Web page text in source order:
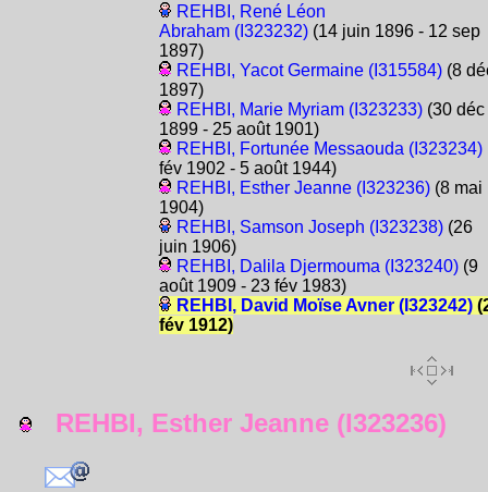
REHBI, René Léon
Abraham (I323232)(14 juin 1896 - 12 sep
1897)
REHBI, Yacot Germaine (I315584)(8
1897)
REHBI, Marie Myriam (I323233)(30 déc
1899 - 25 août 1901)
REHBI, Fortunée Messaouda (I323234)
fév 1902 - 5 août 1944)
REHBI, Esther Jeanne (I323236)(8 mai
1904)
REHBI, Samson Joseph (I323238)(26
juin 1906)
REHBI, Dalila Djermouma (I323240)(9
août 1909 - 23 fév 1983)
REHBI, David Moïse Avner (I323242)
fév 1912)
REHBI, Esther Jeanne (I323236)